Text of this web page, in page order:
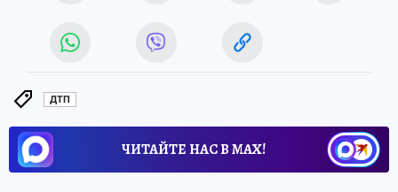
ДТП
ЧИТАЙТЕ НАС В МАХ!